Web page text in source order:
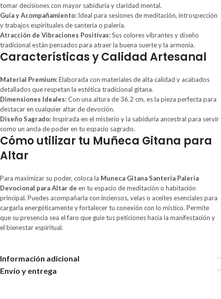
tomar decisiones con mayor sabiduría y claridad mental.
Guía y Acompañamiento: Ideal para sesiones de meditación, introspección
y trabajos espirituales de santería o palería.
Atracción de Vibraciones Positivas:Sus colores vibrantes y diseño
tradicional están pensados para atraer la buena suerte y la armonía.
Características y Calidad Artesanal
Material Premium:Elaborada con materiales de alta calidad y acabados
detallados que respetan la estética tradicional gitana.
Dimensiones Ideales:Con una altura de 36.2 cm, es la pieza perfecta para
destacar en cualquier altar de devoción.
Diseño Sagrado: Inspirada en el misterio y la sabiduría ancestral para servir
como un ancla de poder en tu espacio sagrado.
Cómo utilizar tu Muñeca Gitana para
Altar
Para maximizar su poder, coloca la Muneca Gitana Santeria Paleria
Devocional para Altar de en tu espacio de meditación o habitación
principal. Puedes acompañarla con inciensos, velas o aceites esenciales para
cargarla energéticamente y fortalecer tu conexión con lo místico. Permite
que su presencia sea el faro que guíe tus peticiones hacia la manifestación y
el bienestar espiritual.
Información adicional
Envío y entrega